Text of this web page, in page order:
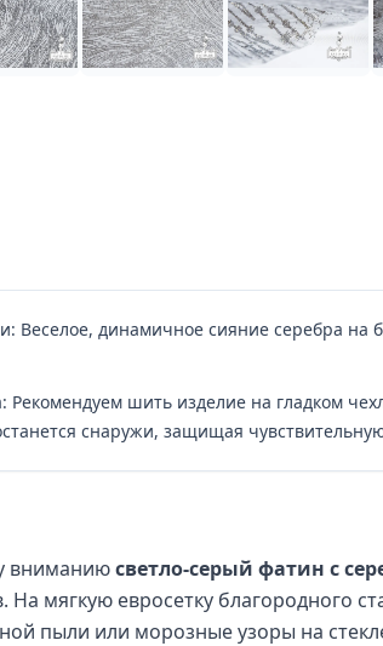
Веселое, динамичное сияние серебра на
Рекомендуем шить изделие на гладком
снаружи, защищая
вниманиюсветло-серый фатин с
На мягкую евросетку благородного
пыли или морозные узоры на